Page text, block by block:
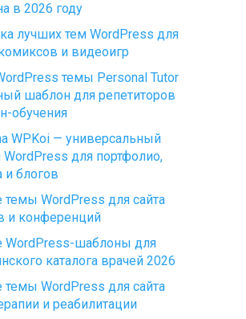
в 2026 году
лучших тем WordPress для
и видеоигр
темы Personal Tutor
шаблон для репетиторов
обучения
WPKoi — универсальный
для портфолио,
и блогов
WordPress для сайта
и конференций
WordPress-шаблоны для
каталога врачей 2026
WordPress для сайта
и реабилитации